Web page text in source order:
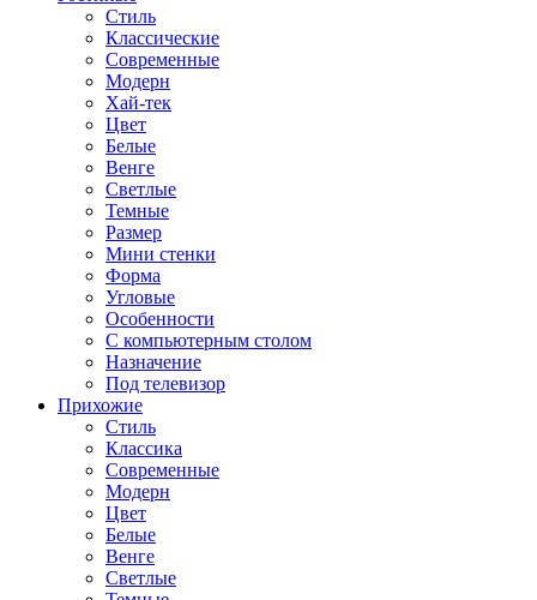
Стиль
Классические
Современные
Модерн
Хай-тек
Цвет
Белые
Венге
Светлые
Темные
Размер
Мини стенки
Форма
Угловые
Особенности
С компьютерным столом
Назначение
Под телевизор
Прихожие
Стиль
Классика
Современные
Модерн
Цвет
Белые
Венге
Светлые